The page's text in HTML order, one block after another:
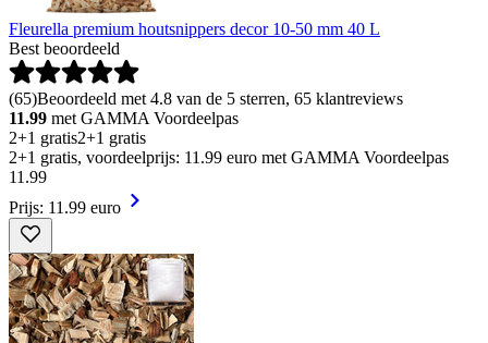
Fleurella premium houtsnippers decor 10-50 mm 40 L
Best beoordeeld
(65)Beoordeeld met 4.8 van de 5 sterren, 65 klantreviews
11.99 met GAMMA Voordeelpas
2+1 gratis2+1 gratis
2+1 gratis, voordeelprijs: 11.99 euro met GAMMA Voordeelpas
11 .99
Prijs: 11.99 euro